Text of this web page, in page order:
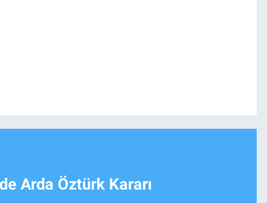
Arda Öztürk Kararı